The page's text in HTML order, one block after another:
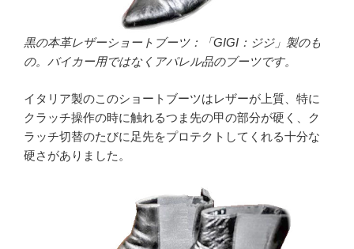
黒の本革レザーショートブーツ：「GIGI：ジジ」製のも
の。バイカー用ではなくアパレル品のブーツです。
イタリア製のこのショートブーツはレザーが上質、特に
クラッチ操作の時に触れるつま先の甲の部分が硬く、ク
ラッチ切替のたびに足先をプロテクトしてくれる十分な
硬さがありました。